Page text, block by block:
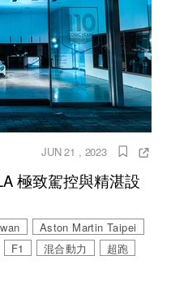
JUN 21 , 2023
極致駕控與精湛設
Aston Martin Taipei
F1 混合動力 超跑